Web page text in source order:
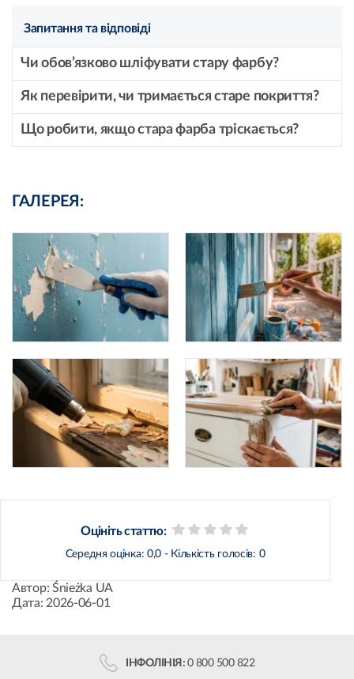
Запитання та відповіді
Чи обов’язково шліфувати стару фарбу?
Як перевірити, чи тримається старе покриття?
Що робити, якщо стара фарба тріскається?
ГАЛЕРЕЯ:
Оцініть статтю:
Середня оцінка: 0,0 - Кількість голосів: 0
Автор: Śnieżka UA
Дата:2026-06-01
ІНФОЛІНІЯ: 0 800 500 822